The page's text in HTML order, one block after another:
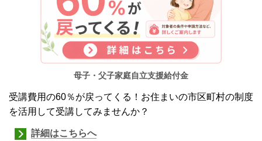
母子・父子家庭自立支援給付金
受講費用の60％が戻ってくる！お住まいの市区町村の制度
を活用して受講してみませんか？
詳細はこちらへ